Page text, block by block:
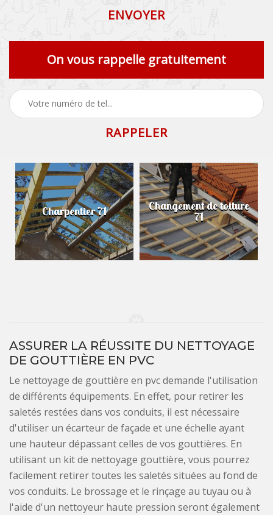
On vous rappelle gratuitement
Charpentier 71 Changement de toiture
71
ASSURER LA RÉUSSITE DU NETTOYAGE
DE GOUTTIÈRE EN PVC
Le nettoyage de gouttière en pvc demande l'utilisation
de différents équipements. En effet, pour retirer les
saletés restées dans vos conduits, il est nécessaire
d'utiliser un écarteur de façade et une échelle ayant
une hauteur dépassant celles de vos gouttières. En
utilisant un kit de nettoyage gouttière, vous pourrez
facilement retirer toutes les saletés situées au fond de
vos conduits. Le brossage et le rinçage au tuyau ou à
l'aide d'un nettoyeur haute pression seront également